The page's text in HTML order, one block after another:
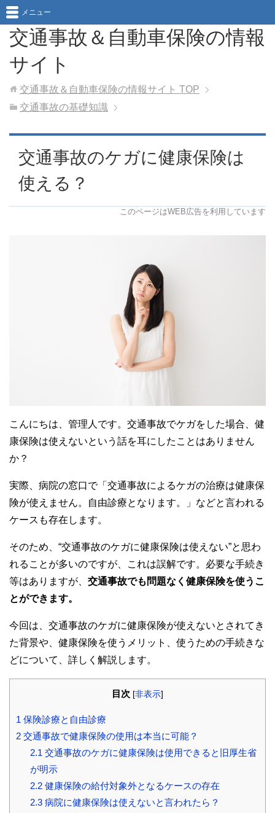
交通事故＆自動車保険の情報
サイト
メニュー
交通事故＆自動車保険の情報サイト TOP
交通事故の基礎知識
交通事故のケガに健康保険は
使える？
このページはWEB広告を利用しています
こんにちは、管理人です。交通事故でケガをした場合、健
康保険は使えないという話を耳にしたことはありません
か？
実際、病院の窓口で「交通事故によるケガの治療は健康保
険が使えません。自由診療となります。」などと言われる
ケースも存在します。
そのため、“交通事故のケガに健康保険は使えない”と思わ
れることが多いのですが、これは誤解です。必要な手続き
等はありますが、 交通事故でも問題なく健康保険を使うこ
とができます。
今回は、交通事故のケガに健康保険が使えないとされてき
た背景や、健康保険を使うメリット、使うための手続きな
どについて、詳しく解説します。
目次 [非表示]
1 保険診療と自由診療
2 交通事故で健康保険の使用は本当に可能？
2.1 交通事故のケガに健康保険は使用できると旧厚生省
が明示
2.2健康保険の給付対象外となるケースの存在
2.3病院に健康保険は使えないと言われたら？